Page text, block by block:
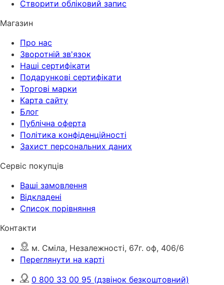
Створити обліковий запис
Магазин
Про нас
Зворотній зв'язок
Наші сертифікати
Подарункові сертифікати
Торгові марки
Карта сайту
Блог
Публічна оферта
Політика конфіденційності
Захист персональних даних
Сервіс покупців
Ваші замовлення
Відкладені
Список порівняння
Контакти
м. Сміла, Незалежності, 67г. оф, 406/6
Переглянути на карті
0 800 33 00 95 (дзвінок безкоштовний)